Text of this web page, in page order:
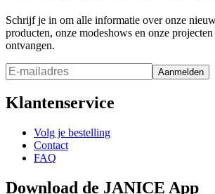
Schrijf je in om alle informatie over onze
producten, onze modeshows en onze
ontvangen.
Aanmelden
Klantenservice
Volg je bestelling
Contact
FAQ
Download de JANICE App